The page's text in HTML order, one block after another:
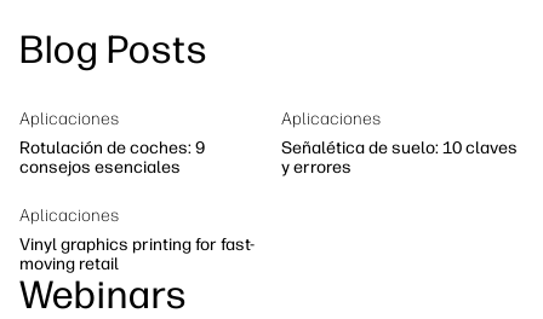
Síguenos
Soluciones de flujo de trabajo
Blog Posts
Aplicaciones
Rotulación de coches: 9
consejos esenciales
Aplicaciones
Señalética de suelo: 10 claves
y errores
Aplicaciones
Vinyl graphics printing for fast-
moving retail
Webinars